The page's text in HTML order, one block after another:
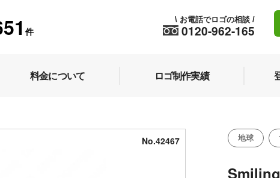
件 0120-962-165
\ お電話でロゴの相談 /
料金について ロゴ制作実績
No.42467 地球